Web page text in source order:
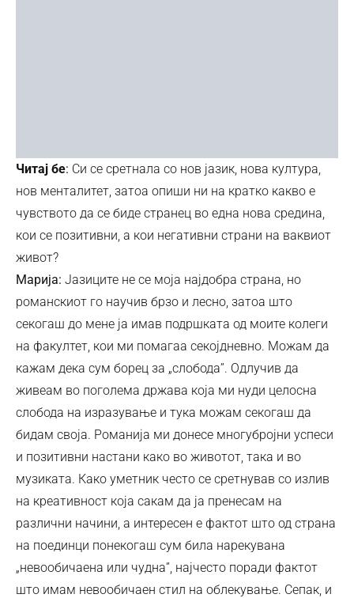
Читај бе: Си се сретнала со нов јазик, нова култура,
нов менталитет, затоа опиши ни на кратко какво е
чувството да се биде странец во една нова средина,
кои се позитивни, а кои негативни страни на ваквиот
живот?
Mарија: Јазиците не се моја најдобра страна, но
романскиот го научив брзо и лесно, затоа што
секогаш до мене ја имав подршката од моите колеги
на факултет, кои ми помагаа секојдневно. Можам да
кажам дека сум борец за „слобода”. Одлучив да
живеам во поголема држава која ми нуди целосна
слобода на изразување и тука можам секогаш да
бидам своја. Романија ми донесе многубројни успеси
и позитивни настани како во животот, така и во
музиката. Како уметник често се сретнував со излив
на креативност која сакам да ја пренесам на
различни начини, а интересен е фактот што од страна
на поединци понекогаш сум била нарекувана
„невообичаена или чудна”, најчесто поради фактот
што имам невообичаен стил на облекување. Сепак, и